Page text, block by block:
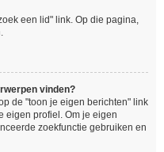
een lid" link. Op die pagina,
vinden?
de "toon je eigen berichten" link
eigen profiel. Om je eigen
zoekfunctie gebruiken en